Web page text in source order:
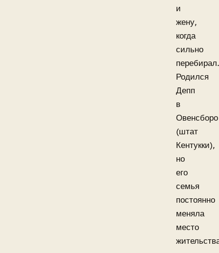
и
жену,
когда
сильно
перебирал.
Родился
Депп
в
Овенсборо
(штат
Кентукки),
но
его
семья
постоянно
меняла
место